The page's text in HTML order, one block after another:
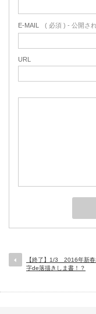
E-MAIL ( 必須 ) - 公開さ
URL
【終了】1/3 2016年新
字de落描きしま書！？